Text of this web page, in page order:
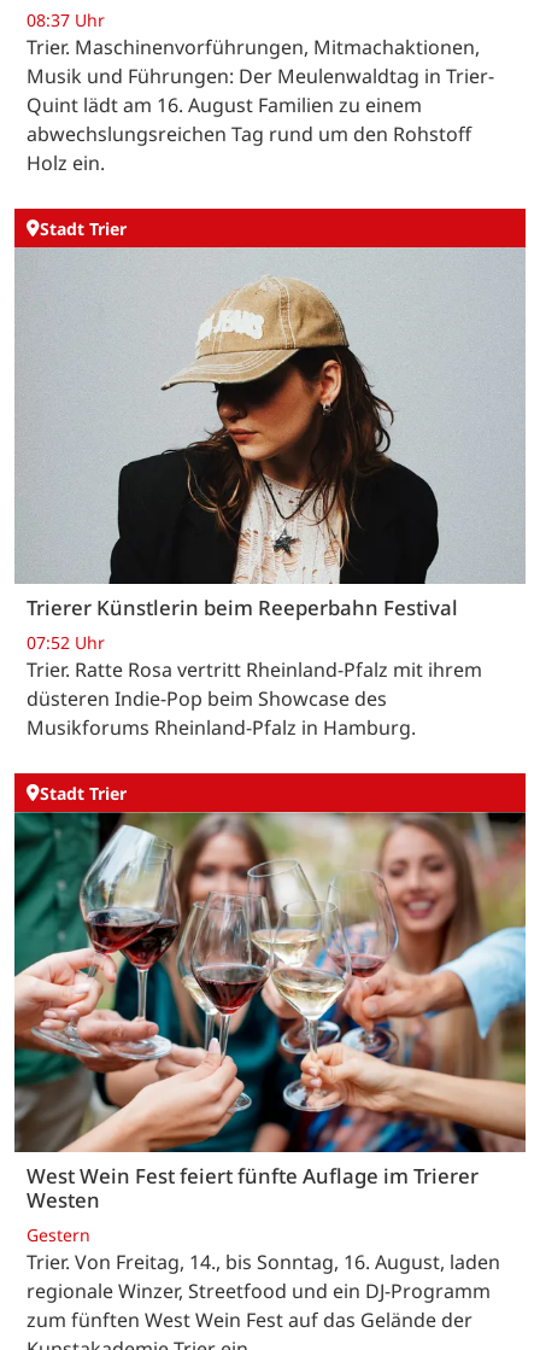
08:37 Uhr
Trier. Maschinenvorführungen, Mitmachaktionen,
Musik und Führungen: Der Meulenwaldtag in Trier-
Quint lädt am 16. August Familien zu einem
abwechslungsreichen Tag rund um den Rohstoff
Holz ein.
Stadt Trier
Trierer Künstlerin beim Reeperbahn Festival
07:52 Uhr
Trier. Ratte Rosa vertritt Rheinland-Pfalz mit ihrem
düsteren Indie-Pop beim Showcase des
Musikforums Rheinland-Pfalz in Hamburg.
Stadt Trier
West Wein Fest feiert fünfte Auflage im Trierer
Westen
Gestern
Trier. Von Freitag, 14., bis Sonntag, 16. August, laden
regionale Winzer, Streetfood und ein DJ-Programm
zum fünften West Wein Fest auf das Gelände der